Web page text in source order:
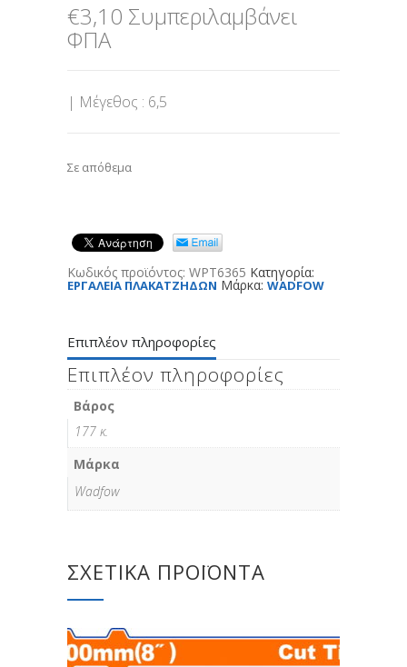
€3,10 Συμπεριλαμβάνει
ΦΠΑ
| Μέγεθος : 6,5
Σε απόθεμα
Κωδικός προϊόντος: WPT6365 Κατηγορία:
ΕΡΓΑΛΕΙΑ ΠΛΑΚΑΤΖΗΔΩΝ Μάρκα: WADFOW
Επιπλέον πληροφορίες
Επιπλέον πληροφορίες
Βάρος
177 κ.
Μάρκα
Wadfow
ΣΧΕΤΙΚΆ ΠΡΟΪΌΝΤΑ